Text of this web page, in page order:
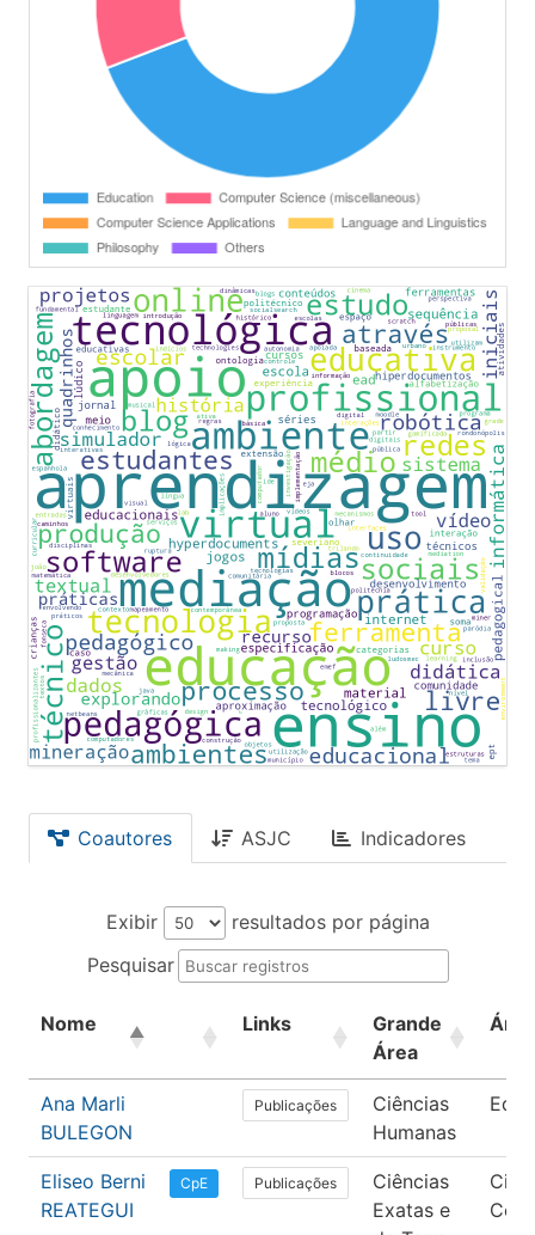
Coautores ASJC Indicadores
Exibir
resultados por página
Pesquisar
Nome Links
Grande
Área
Área
Ana Marli
BULEGON
Publicações
Ciências
Humanas
Eliseo Berni
REATEGUI
CpE Publicações
Ciências
Exatas e